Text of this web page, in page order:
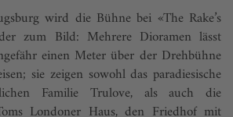
wird die Bühne bei «The Rake’s
zum Bild: Mehrere Dioramen lässt
einen Meter über der Drehbühne
sie zeigen sowohl das paradiesische
Familie Trulove, als auch die